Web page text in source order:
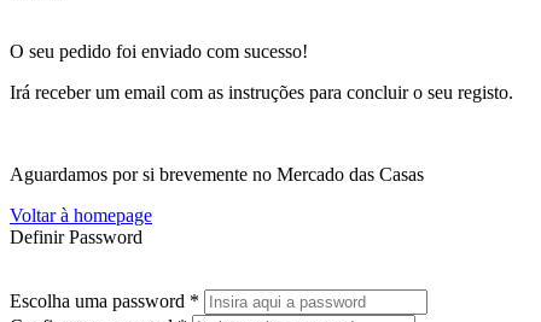
O seu pedido foi enviado com sucesso!
Irá receber um email com as instruções para concluir o seu registo.
Aguardamos por si brevemente no Mercado das Casas
Voltar à homepage
Definir Password
Escolha uma password *